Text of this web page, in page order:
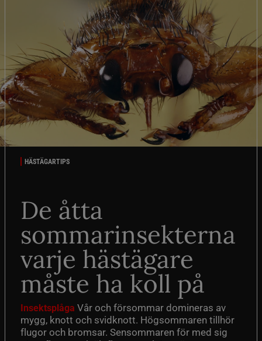
HÄSTÄGARTIPS
De åtta
sommarinsekterna
varje hästägare
måste ha koll på
Insektsplåga Vår och försommar domineras av
mygg, knott och svidknott. Högsommaren tillhör
flugor och bromsar. Sensommaren för med sig